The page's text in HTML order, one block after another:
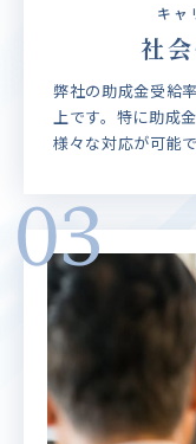
キャ
社
弊社の助成金受給
上です。特に助成
様々な対応が可能で